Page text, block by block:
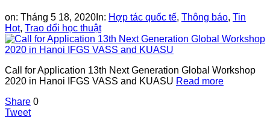
on: Tháng 5 18, 2020 In: Hợp tác quốc tế, Thông báo, Tin
Hot, Trao đổi học thuật
Call for Application 13th Next Generation Global Workshop
2020 in Hanoi IFGS VASS and KUASU Read more
Share 0
Tweet